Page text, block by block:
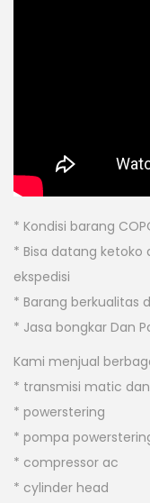
* Kondisi barang
* Bisa datang
ekspedisi
* Barang berkualitas
* Jasa bongkar Dan
Kami menjual
* transmisi matic
* powerstering
* pompa
* compressor ac
* cylinder head